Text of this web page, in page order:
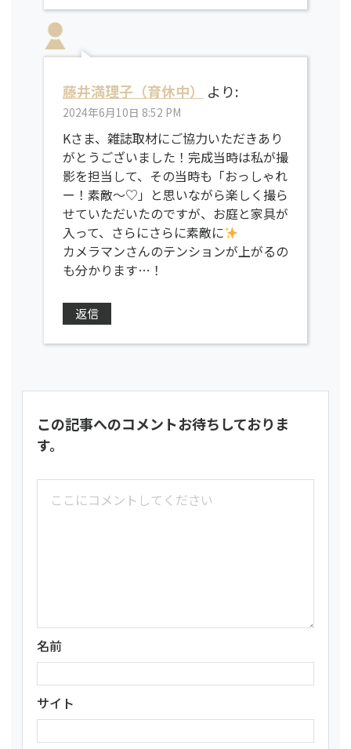
藤井満理子（育休中） より:
2024年6月10日 8:52 PM
Kさま、雑誌取材にご協力いただきあり
がとうございました！完成当時は私が撮
影を担当して、その当時も「おっしゃれ
ー！素敵〜♡」と思いながら楽しく撮ら
せていただいたのですが、お庭と家具が
入って、さらにさらに素敵に
カメラマンさんのテンションが上がるの
も分かります…！
返信
この記事へのコメントお待ちしておりま
す。
名前
サイト